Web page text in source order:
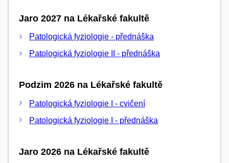
Jaro 2027 na Lékařské fakultě
Patologická fyziologie - přednáška
Patologická fyziologie II - přednáška
Podzim 2026 na Lékařské fakultě
Patologická fyziologie I - cvičení
Patologická fyziologie I - přednáška
Jaro 2026 na Lékařské fakultě